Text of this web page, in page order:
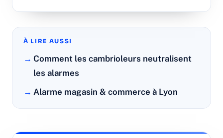
À LIRE AUSSI
Comment les cambrioleurs neutralisent
les alarmes
Alarme magasin & commerce à Lyon